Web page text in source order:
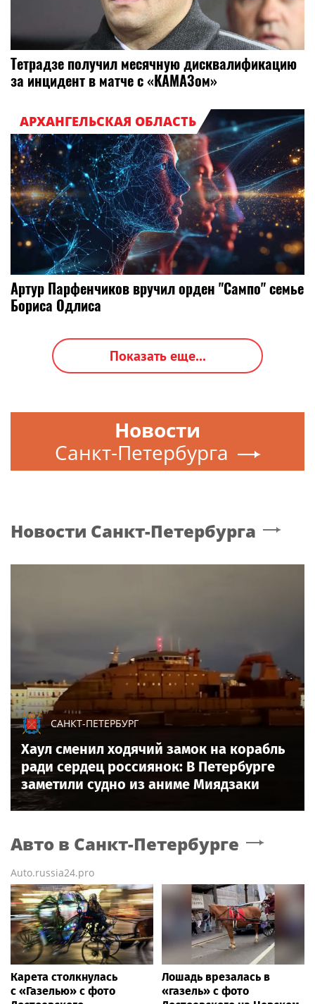
Тетрадзе получил месячную дисквалификацию
за инцидент в матче с «КАМАЗом»
АРХАНГЕЛЬСКАЯ ОБЛАСТЬ
Артур Парфенчиков вручил орден "Сампо" семье
Бориса Одлиса
Показать еще...
Новости
Санкт-Петербурга
Новости Санкт-Петербурга
САНКТ-ПЕТЕРБУРГ
Хаул сменил ходячий замок на корабль
ради сердец россиянок: В Петербурге
заметили судно из аниме Миядзаки
Авто в Санкт-Петербурге
Auto.russia24.pro
Карета столкнулась
с «Газелью» с фото
Лошадь врезалась в
«газель» с фото